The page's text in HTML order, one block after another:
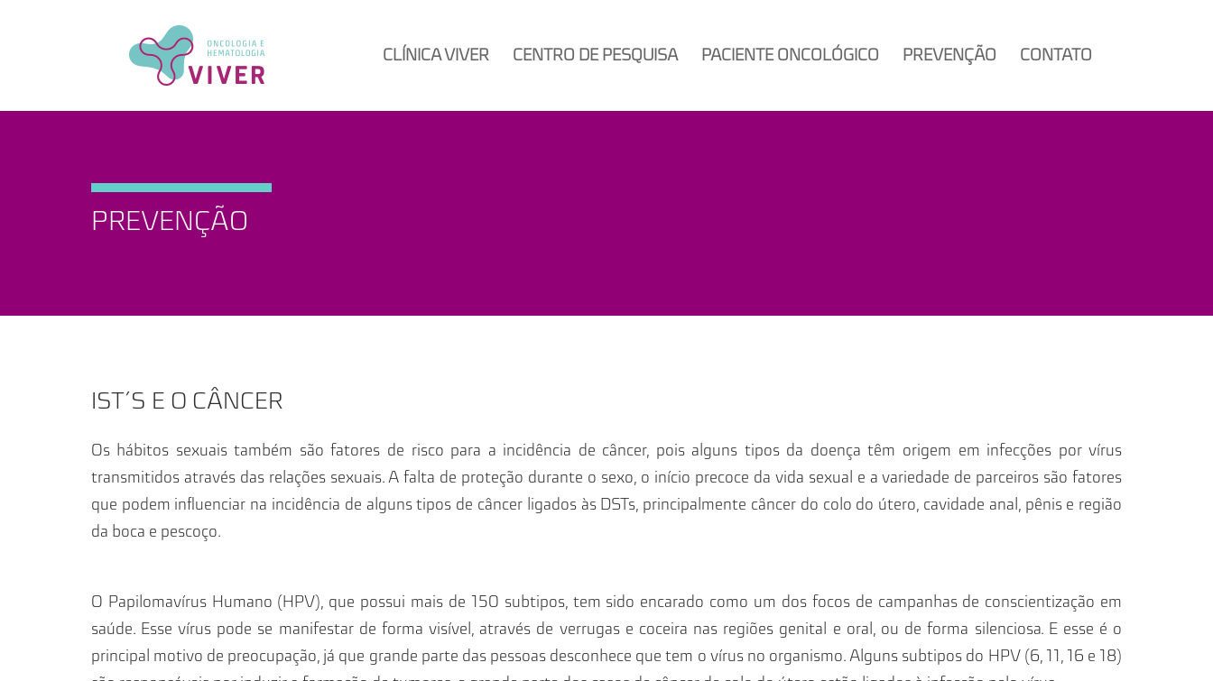
CLÍNICA VIVER CENTRO DE PESQUISA PACIENTE ONCOLÓGICO PREVENÇÃO CONTATO
PREVENÇÃO
IST´S E O CÂNCER
Os hábitos sexuais também são fatores de risco para a incidência de câncer, pois alguns tipos da doença têm origem em infecções por vírus
transmitidos através das relações sexuais. A falta de proteção durante o sexo, o início precoce da vida sexual e a variedade de parceiros são fatores
que podem influenciar na incidência de alguns tipos de câncer ligados às DSTs, principalmente câncer do colo do útero, cavidade anal, pênis e região
da boca e pescoço.
O Papilomavírus Humano (HPV), que possui mais de 150 subtipos, tem sido encarado como um dos focos de campanhas de conscientização em
saúde. Esse vírus pode se manifestar de forma visível, através de verrugas e coceira nas regiões genital e oral, ou de forma silenciosa. E esse é o
principal motivo de preocupação, já que grande parte das pessoas desconhece que tem o vírus no organismo. Alguns subtipos do HPV (6, 11, 16 e 18)